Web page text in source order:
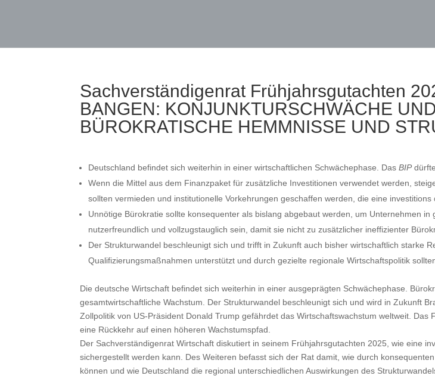
Sachverständigenrat Frühjahrsgutachten
BANGEN: KONJUNKTURSCHWÄCHE
BÜROKRATISCHE HEMMNISSE UND
Deutschland befindet sich weiterhin in einer wirtschaftlichen Schwächephase. DasBIP
Wenn die Mittel aus dem Finanzpaket für zusätzliche Investitionen verwendet werden,
sollten vermieden und institutionelle Vorkehrungen geschaffen werden, die eine
Unnötige Bürokratie sollte konsequenter als bislang abgebaut werden, um Unternehmen
nutzerfreundlich und vollzugstauglich sein, damit sie nicht zu zusätzlicher ineffizienter
Der Strukturwandel beschleunigt sich und trifft in Zukunft auch bisher wirtschaftlich starke
Qualifizierungsmaßnahmen unterstützt und durch gezielte regionale Wirtschaftspolitik
Die deutsche Wirtschaft befindet sich weiterhin in einer ausgeprägten Schwächephase.
gesamtwirtschaftliche Wachstum. Der Strukturwandel beschleunigt sich und wird in Zukunft
Zollpolitik von US-Präsident Donald Trump gefährdet das Wirtschaftswachstum weltweit.
eine Rückkehr auf einen höheren Wachstumspfad.
Der Sachverständigenrat Wirtschaft diskutiert in seinem Frühjahrsgutachten 2025, wie eine
sichergestellt werden kann. Des Weiteren befasst sich der Rat damit, wie durch
können und wie Deutschland die regional unterschiedlichen Auswirkungen des